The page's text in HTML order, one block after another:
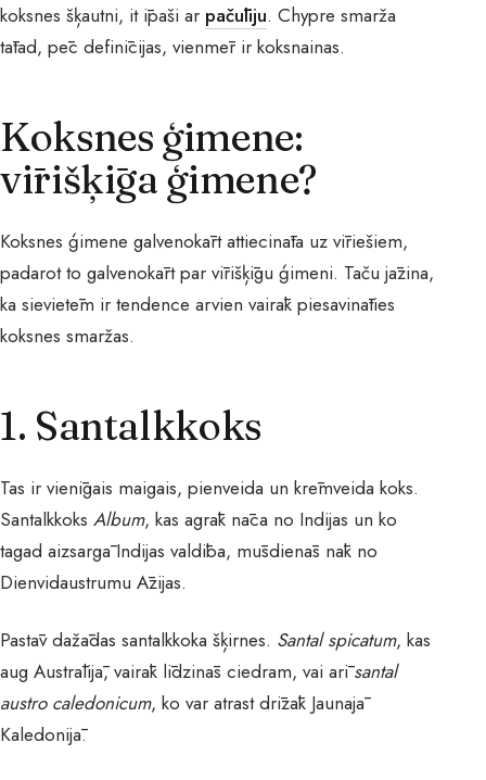
koksnes šķautni, it īpaši ar pačūliju. Chypre smarža
tātad, pēc definīcijas, vienmēr ir koksnainas.
Koksnes ģimene:
vīrišķīga ģimene?
Koksnes ģimene galvenokārt attiecināta uz vīriešiem,
padarot to galvenokārt par vīrišķīgu ģimeni. Taču jāzina,
ka sievietēm ir tendence arvien vairāk piesavināties
koksnes smaržas.
1. Santalkkoks
Tas ir vienīgais maigais, pienveida un krēmveida koks.
Santalkkoks Album, kas agrāk nāca no Indijas un ko
tagad aizsargā Indijas valdība, mūsdienās nāk no
Dienvidaustrumu Āzijas.
Pastāv dažādas santalkkoka šķirnes. Santal spicatum, kas
aug Austrālijā, vairāk līdzinās ciedram, vai arīsantal
austro caledonicum, ko var atrast drīzāk Jaunajā
Kaledonijā.